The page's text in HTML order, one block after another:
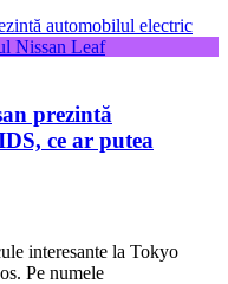
prezintă
ce ar putea
interesante la Tokyo
Pe numele